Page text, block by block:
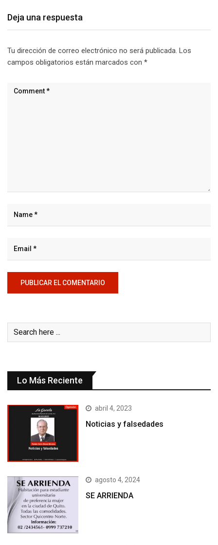
Deja una respuesta
Tu dirección de correo electrónico no será publicada. Los
campos obligatorios están marcados con *
Lo Más Reciente
abril 4, 2023
Noticias y falsedades
agosto 4, 2024
SE ARRIENDA